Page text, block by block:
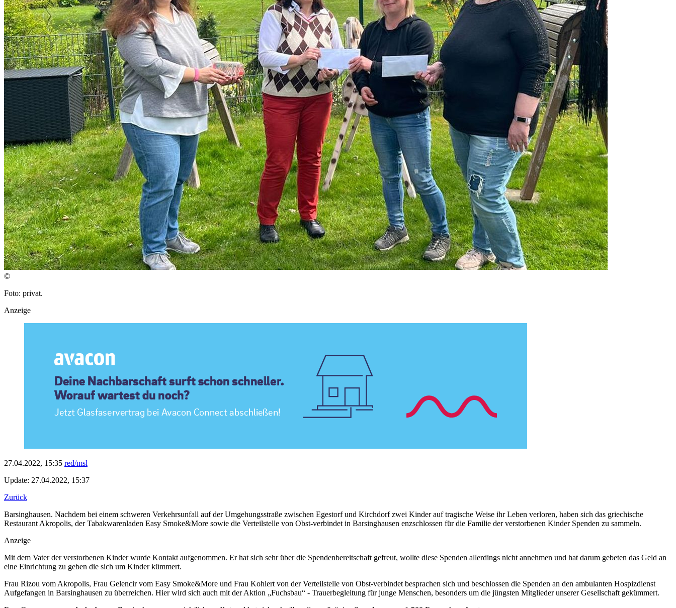
©
Foto: privat.
Anzeige
27.04.2022, 15:35 red/msl
Update: 27.04.2022, 15:37
Zurück
Barsinghausen. Nachdem bei einem schweren Verkehrsunfall auf der Umgehungsstraße zwischen Egestorf und Kirchdorf zwei Kinder auf tragische Weise ihr Leben verloren, haben sich das griechische
Restaurant Akropolis, der Tabakwarenladen Easy Smoke&More sowie die Verteilstelle von Obst-verbindet in Barsinghausen enzschlossen für die Familie der verstorbenen Kinder Spenden zu sammeln.
Anzeige
Mit dem Vater der verstorbenen Kinder wurde Kontakt aufgenommen. Er hat sich sehr über die Spendenbereitschaft gefreut, wollte diese Spenden allerdings nicht annehmen und hat darum gebeten das Geld an
eine Einrichtung zu geben die sich um Kinder kümmert.
Frau Rizou vom Akropolis, Frau Gelencir vom Easy Smoke&More und Frau Kohlert von der Verteilstelle von Obst-verbindet besprachen sich und beschlossen die Spenden an den ambulanten Hospizdienst
Aufgefangen in Barsinghausen zu überreichen. Hier wird sich auch mit der Aktion „Fuchsbau“ - Trauerbegleitung für junge Menschen, besonders um die jüngsten Mitglieder unserer Gesellschaft gekümmert.